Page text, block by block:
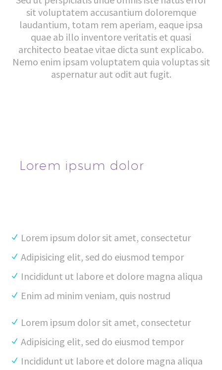
sit voluptatem accusantium doloremque
laudantium, totam rem aperiam, eaque ipsa
quae ab illo inventore veritatis et quasi
architecto beatae vitae dicta sunt explicabo.
Nemo enim ipsam voluptatem quia voluptas sit
aspernatur aut odit aut fugit.
Lorem ipsum dolor
Lorem ipsum dolor sit amet, consectetur
Adipisicing elit, sed do eiusmod tempor
Incididunt ut labore et dolore magna aliqua
Enim ad minim veniam, quis nostrud
Lorem ipsum dolor sit amet, consectetur
Adipisicing elit, sed do eiusmod tempor
Incididunt ut labore et dolore magna aliqua